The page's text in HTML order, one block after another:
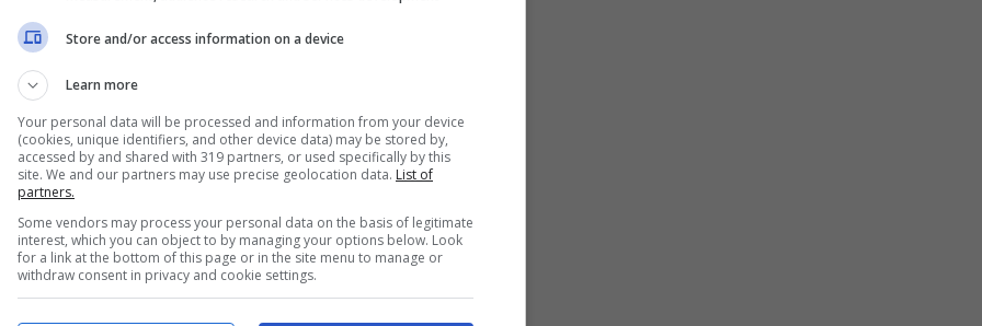
Store and/or access information on a device
Learn more
Your personal data will be processed and information from your device
(cookies, unique identifiers, and other device data) may be stored by,
accessed by and shared with 319 partners, or used specifically by this
site. We and our partners may use precise geolocation data. List of
partners.
Some vendors may process your personal data on the basis of legitimate
interest, which you can object to by managing your options below. Look
for a link at the bottom of this page or in the site menu to manage or
withdraw consent in privacy and cookie settings.